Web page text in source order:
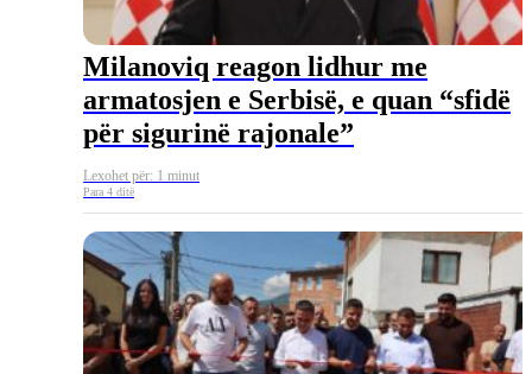
Milanoviq reagon lidhur me
armatosjen e Serbisë, e quan “sfidë
për sigurinë rajonale”
Lexohet për: 1 minut
Para 4 ditë